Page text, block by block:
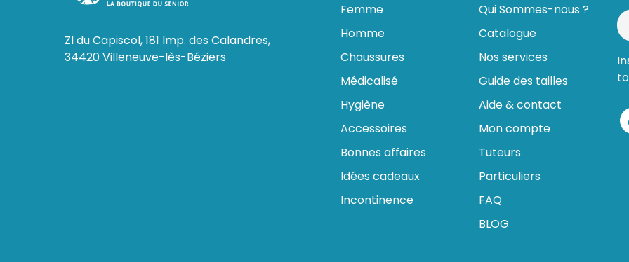
ZI du Capiscol, 181 Imp. des Calandres,
34420 Villeneuve-lès-Béziers
Femme
Homme
Chaussures
Médicalisé
Hygiène
Accessoires
Bonnes affaires
Idées cadeaux
Incontinence
Qui Sommes-nous ?
Catalogue
Nos services
Guide des tailles
Aide & contact
Mon compte
Tuteurs
Particuliers
FAQ
BLOG